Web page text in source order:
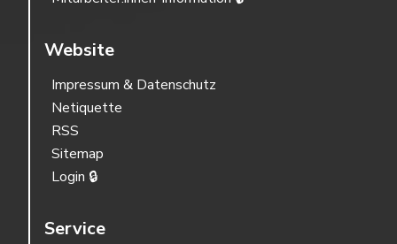
Website
Impressum & Datenschutz
Netiquette
RSS
Sitemap
Login 🔒
Service